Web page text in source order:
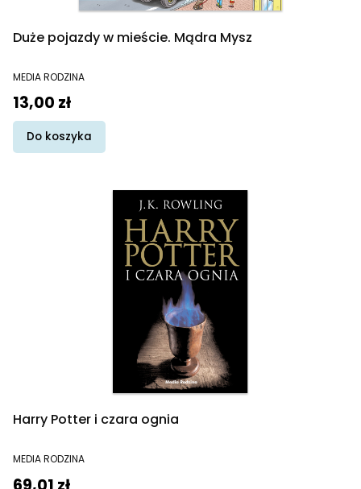
Duże pojazdy w mieście. Mądra Mysz
PRODUCENT
MEDIA RODZINA
Cena
13,00 zł
Do koszyka
Harry Potter i czara ognia
PRODUCENT
MEDIA RODZINA
Cena